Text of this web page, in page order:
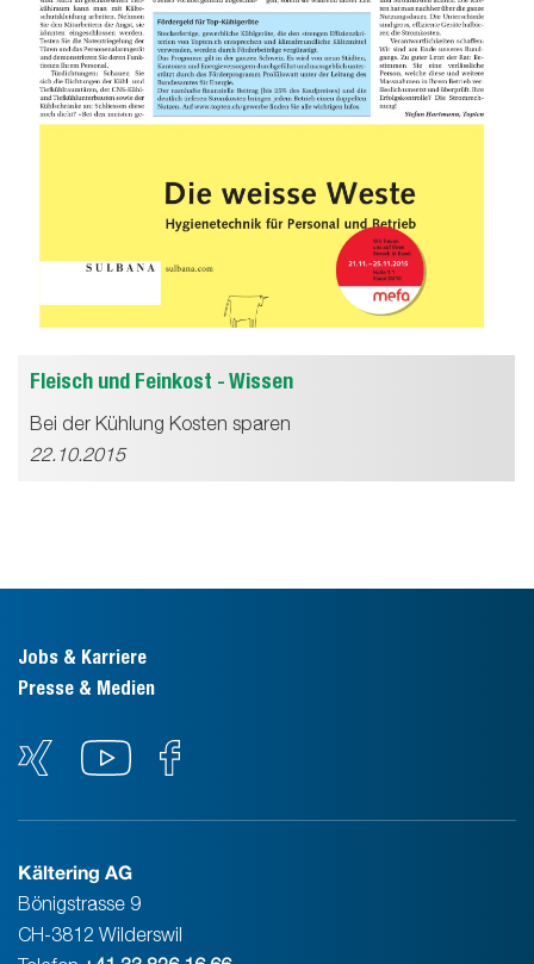
Fleisch und Feinkost - Wissen
Bei der Kühlung Kosten sparen
22.10.2015
Jobs & Karriere
Presse & Medien
Kältering AG
Bönigstrasse 9
CH-3812 Wilderswil